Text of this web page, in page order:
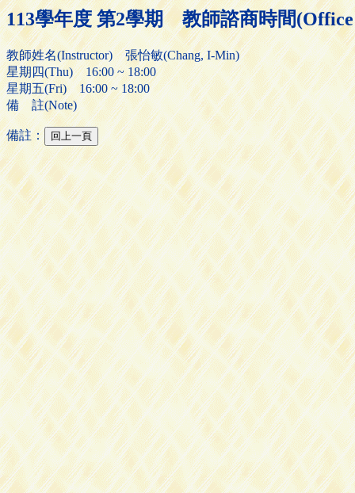
113學年度 第2學期 教師諮商時間
教師姓名(Instructor) 張怡敏(Chang, I-Min)
星期四(Thu) 16:00 ~ 18:00
星期五(Fri) 16:00 ~ 18:00
備 註(Note)
備註：